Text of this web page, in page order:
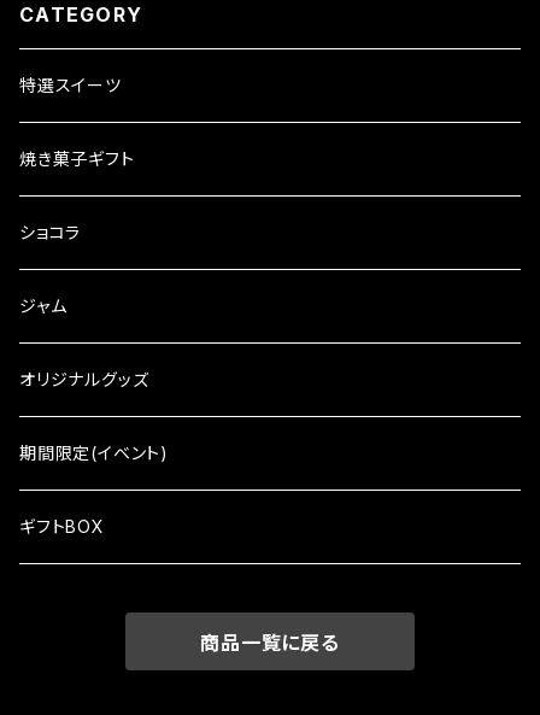
CATEGORY
特選スイーツ
焼き菓子ギフト
ショコラ
ジャム
オリジナルグッズ
期間限定(イベント)
ギフトBOX
商品一覧に戻る